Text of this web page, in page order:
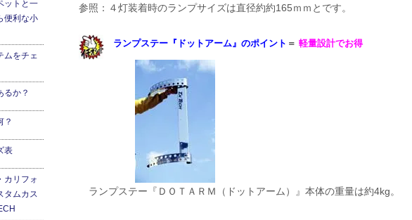
参照：４灯装着時のランプサイズは直径約約165ｍｍとです。
ランプステー『ドットアーム』のポイント ＝ 軽量設計でお得
ランプステー『ＤＯＴＡＲＭ（ドットアーム）』本体の重量は約4kg。
ットと一
便利な小
ムをチェ
るか？
？
表
カリフォ
タムカス